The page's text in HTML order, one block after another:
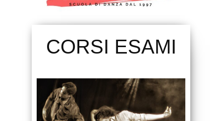
CORSI ESAMI